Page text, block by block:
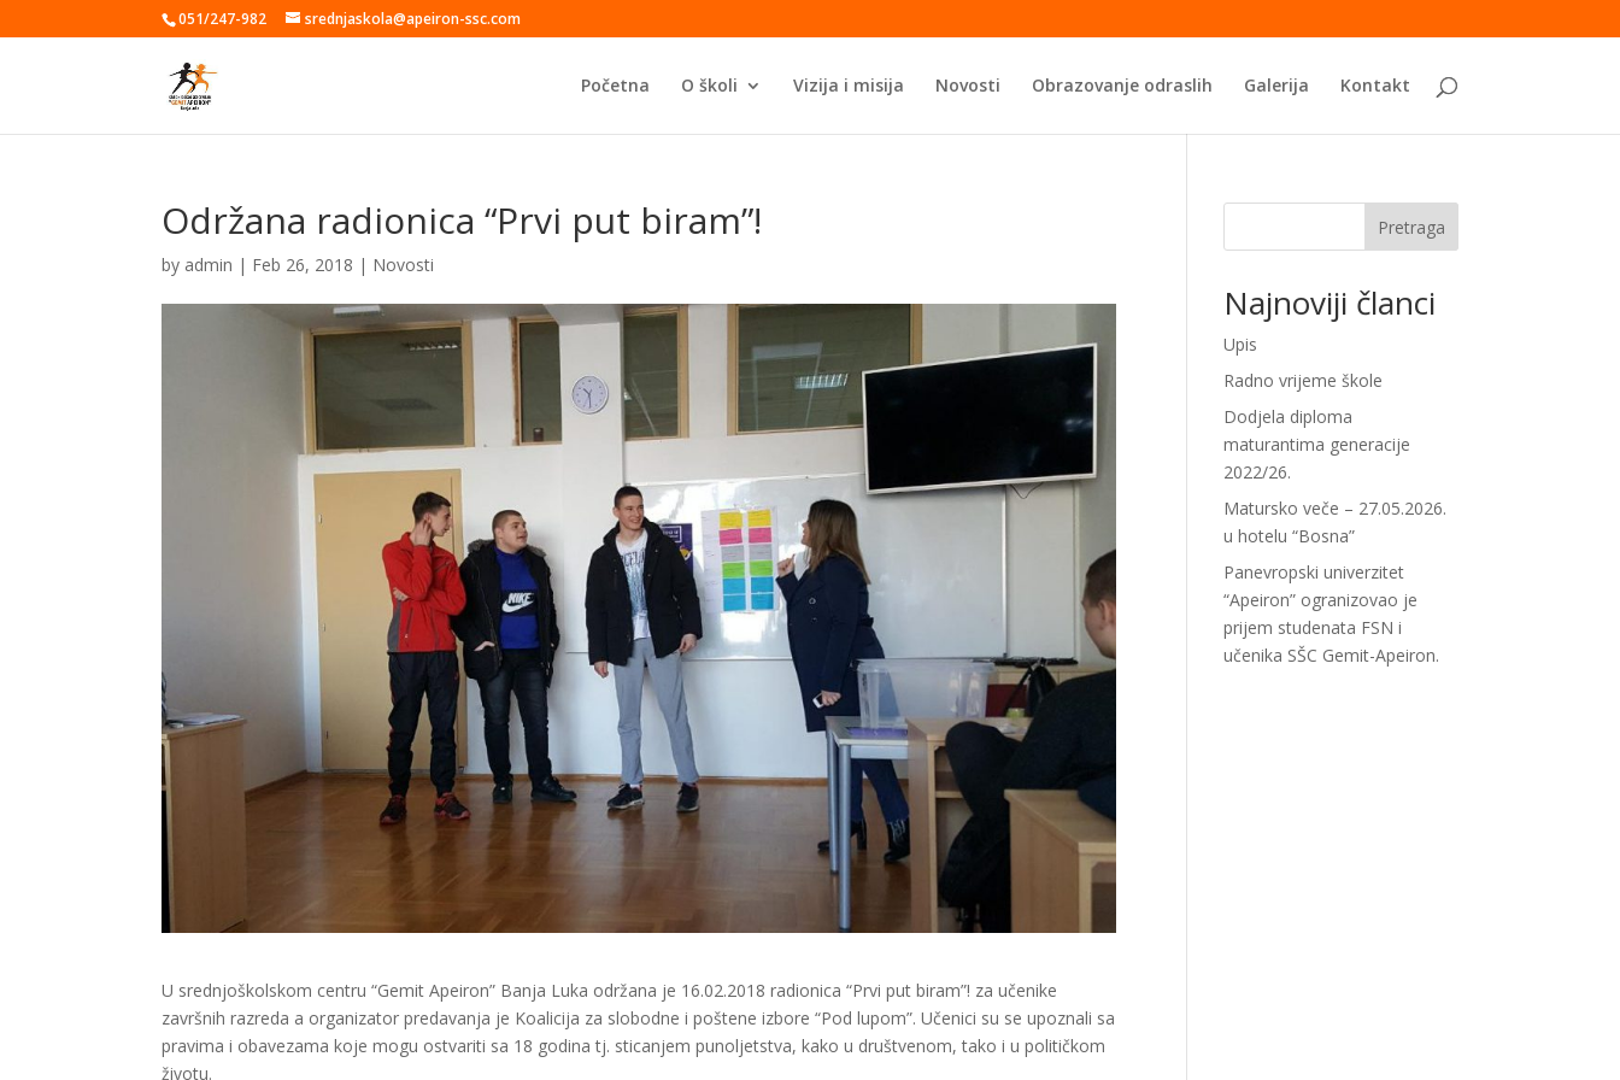
051/247-982 srednjaskola@apeiron-ssc.com
Početna O školi Vizija i misija Novosti Obrazovanje odraslih Galerija Kontakt
Održana radionica “Prvi put biram”!
by admin | Feb 26, 2018 | Novosti
U srednjoškolskom centru “Gemit Apeiron” Banja Luka održana je 16.02.2018 radionica “Prvi put biram”! za učenike
završnih razreda a organizator predavanja je Koalicija za slobodne i poštene izbore “Pod lupom”. Učenici su se upoznali sa
pravima i obavezama koje mogu ostvariti sa 18 godina tj. sticanjem punoljetstva, kako u društvenom, tako i u političkom
životu.
Pretraga
Najnoviji članci
Upis
Radno vrijeme škole
Dodjela diploma
maturantima generacije
2022/26.
Matursko veče – 27.05.2026.
u hotelu “Bosna”
Panevropski univerzitet
“Apeiron” ogranizovao je
prijem studenata FSN i
učenika SŠC Gemit-Apeiron.